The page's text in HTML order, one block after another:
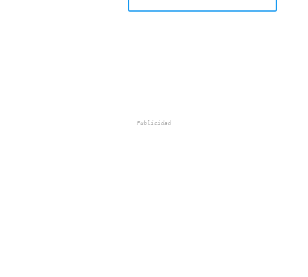
Publicidad